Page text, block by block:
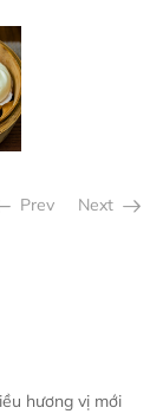
Prev Next
hương vị mới